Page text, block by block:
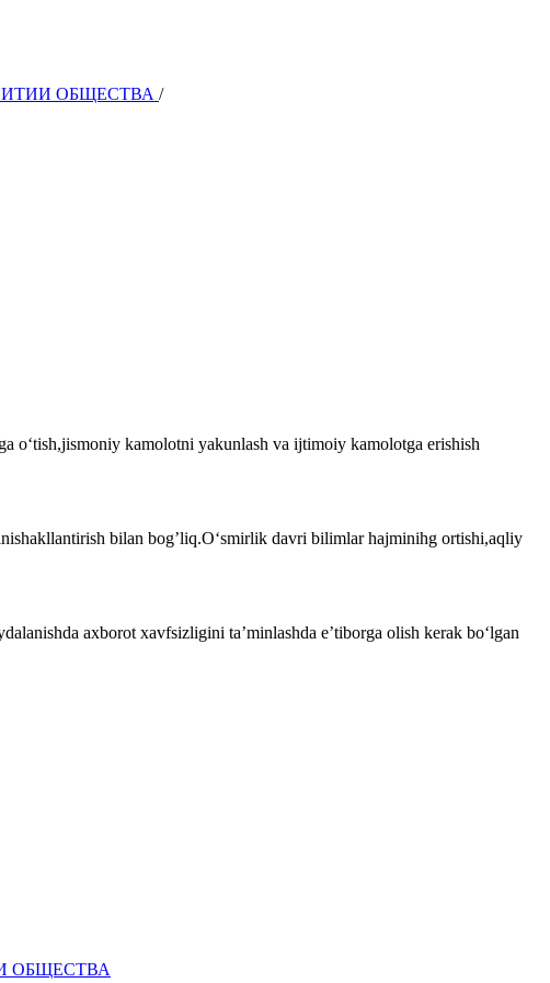
ОБЩЕСТВА /
o‘tish,jismoniy kamolotni yakunlash va ijtimoiy kamolotga erishish
bilan bog’liq.O‘smirlik davri bilimlar hajminihg ortishi,aqliy
axborot xavfsizligini ta’minlashda e’tiborga olish kerak bo‘lgan
ОБЩЕСТВА